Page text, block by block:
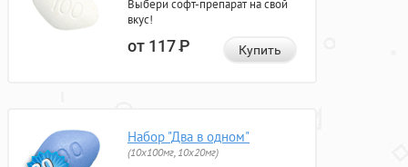
Выбери софт-препарат на свой
вкус!
от 117Р Купить
Набор "Два в одном"
(10x100мг, 10x20мг)